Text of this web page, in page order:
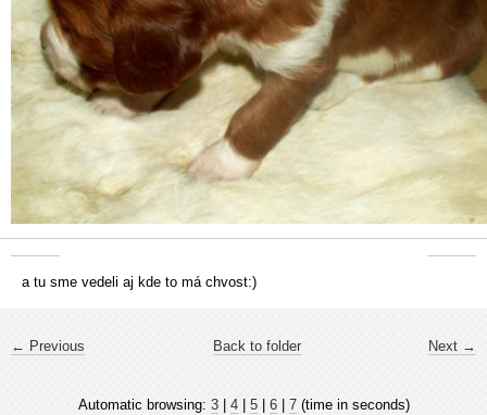
a tu sme vedeli aj kde to má chvost:)
← Previous Next →
Back to folder
Automatic browsing: 3| 4| 5| 6| 7(time in seconds)